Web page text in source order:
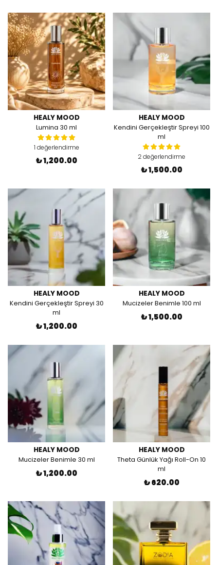
HEALY MOOD
Lumina 30 ml
1 değerlendirme
₺ 1,200.00
HEALY MOOD
Kendini Gerçekleştir Spreyi 100
ml
2 değerlendirme
₺ 1,500.00
HEALY MOOD
Kendini Gerçekleştir Spreyi 30
ml
₺ 1,200.00
HEALY MOOD
Mucizeler Benimle 100 ml
₺ 1,500.00
HEALY MOOD
Mucizeler Benimle 30 ml
₺ 1,200.00
HEALY MOOD
Theta Günlük Yağı Roll-On 10
ml
₺ 620.00